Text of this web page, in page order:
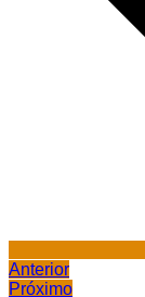
Anterior
Próximo